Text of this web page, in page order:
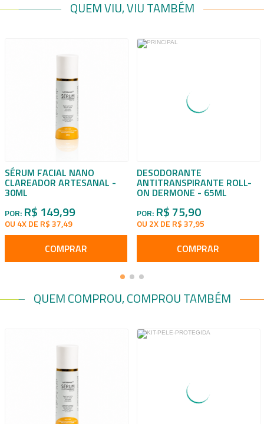
QUEM VIU, VIU TAMBÉM
SÉRUM FACIAL NANO
CLAREADOR ARTESANAL -
30ML
POR: R$ 149,99
OU 4X DE R$ 37,49
COMPRAR
DESODORANTE
ANTITRANSPIRANTE ROLL-
ON DERMONE - 65ML
POR: R$ 75,90
OU 2X DE R$ 37,95
COMPRAR
QUEM COMPROU, COMPROU TAMBÉM